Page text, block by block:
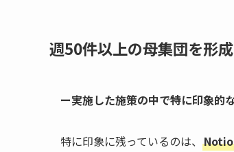
週50件以上の母集団を形
ー実施した施策の中で特に印象的
特に印象に残っているのは、